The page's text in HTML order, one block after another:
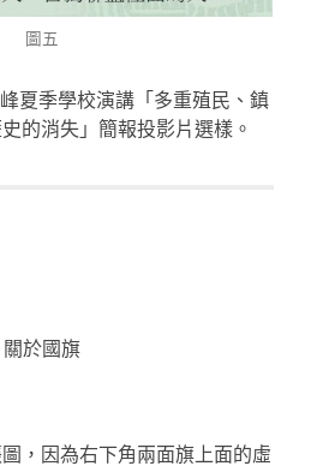
圖五
夏季學校演講「多重殖民、鎮
的消失」簡報投影片選樣。
關於國旗
，因為右下角兩面旗上面的虛